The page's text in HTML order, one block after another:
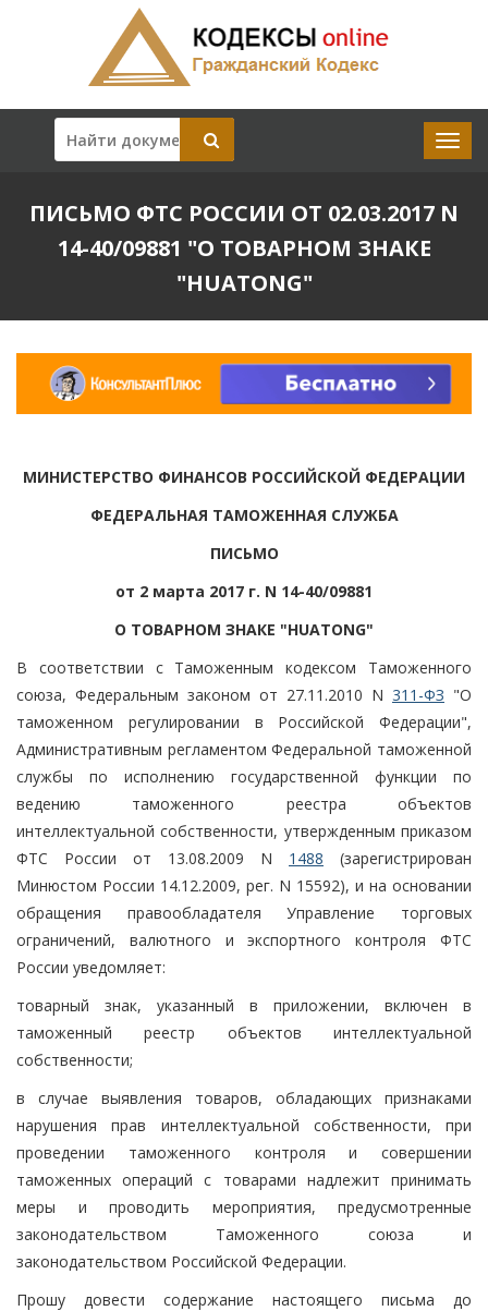
ПИСЬМО ФТС РОССИИ ОТ 02.03.2017 N
14-40/09881 "О ТОВАРНОМ ЗНАКЕ
"HUATONG"
МИНИСТЕРСТВО ФИНАНСОВ РОССИЙСКОЙ ФЕДЕРАЦИИ
ФЕДЕРАЛЬНАЯ ТАМОЖЕННАЯ СЛУЖБА
ПИСЬМО
от 2 марта 2017 г. N 14-40/09881
О ТОВАРНОМ ЗНАКЕ "HUATONG"
В соответствии с Таможенным кодексом Таможенного
союза, Федеральным законом от 27.11.2010 N 311-ФЗ "О
таможенном регулировании в Российской Федерации",
Административным регламентом Федеральной таможенной
службы по исполнению государственной функции по
ведению таможенного реестра объектов
интеллектуальной собственности, утвержденным приказом
ФТС России от 13.08.2009 N 1488 (зарегистрирован
Минюстом России 14.12.2009, рег. N 15592), и на основании
обращения правообладателя Управление торговых
ограничений, валютного и экспортного контроля ФТС
России уведомляет:
товарный знак, указанный в приложении, включен в
таможенный реестр объектов интеллектуальной
собственности;
в случае выявления товаров, обладающих признаками
нарушения прав интеллектуальной собственности, при
проведении таможенного контроля и совершении
таможенных операций с товарами надлежит принимать
меры и проводить мероприятия, предусмотренные
законодательством Таможенного союза и
законодательством Российской Федерации.
Прошу довести содержание настоящего письма до